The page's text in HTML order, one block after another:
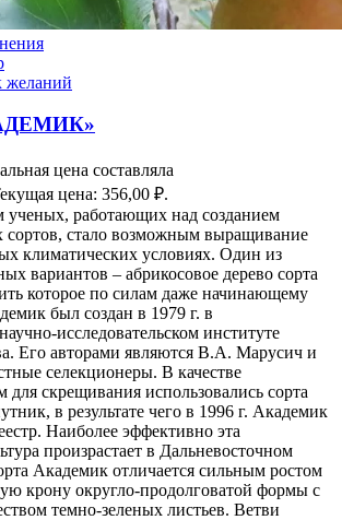
желаний
цена составляла
цена: 356,00 ₽.
ученых, работающих над созданием
сортов, стало возможным выращивание
климатических условиях. Один из
вариантов – абрикосовое дерево сорта
которое по силам даже начинающему
был создан в 1979 г. в
исследовательском институте
Его авторами являются В.А. Марусич и
селекционеры. В качестве
для скрещивания использовались сорта
в результате чего в 1996 г. Академик
Наиболее эффективно эта
произрастает в Дальневосточном
Академик отличается сильным ростом
крону округло-продолговатой формы с
темно-зеленых листьев. Ветви